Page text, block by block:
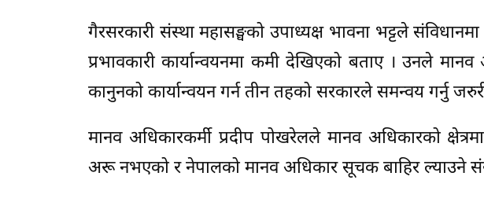
गैरसरकारी संस्था महासङ्घको उपाध्यक्ष भावना भट्टले
प्रभावकारी कार्यान्वयनमा कमी देखिएको बताए । उनले मानव
कानुनको कार्यान्वयन गर्न तीन तहको सरकारले समन्वय गर्नु
मानव अधिकारकर्मी प्रदीप पोखरेलले मानव अधिकारको
अरू नभएको र नेपालको मानव अधिकार सूचक बाहिर ल्याउने